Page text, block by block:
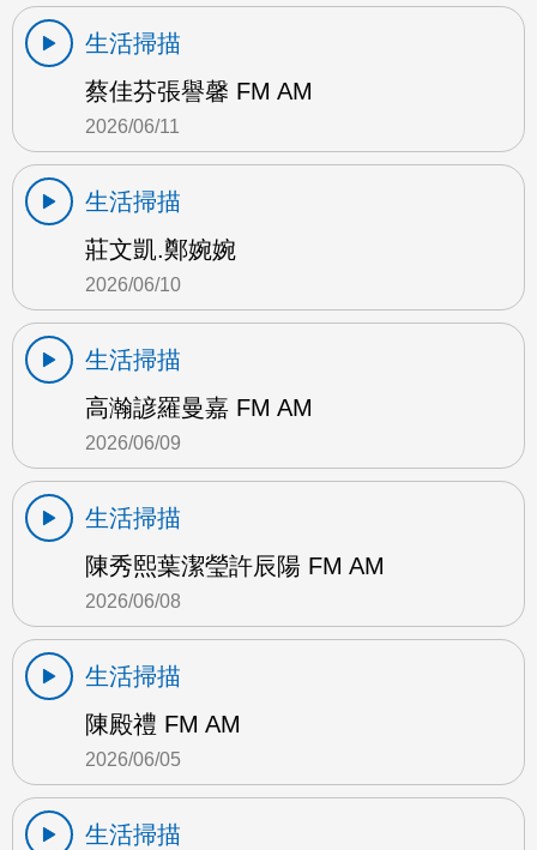
生活掃描
蔡佳芬張譽馨 FM AM
2026/06/11
生活掃描
莊文凱.鄭婉婉
2026/06/10
生活掃描
高瀚諺羅曼嘉 FM AM
2026/06/09
生活掃描
陳秀熙葉潔瑩許辰陽 FM AM
2026/06/08
生活掃描
陳殿禮 FM AM
2026/06/05
生活掃描